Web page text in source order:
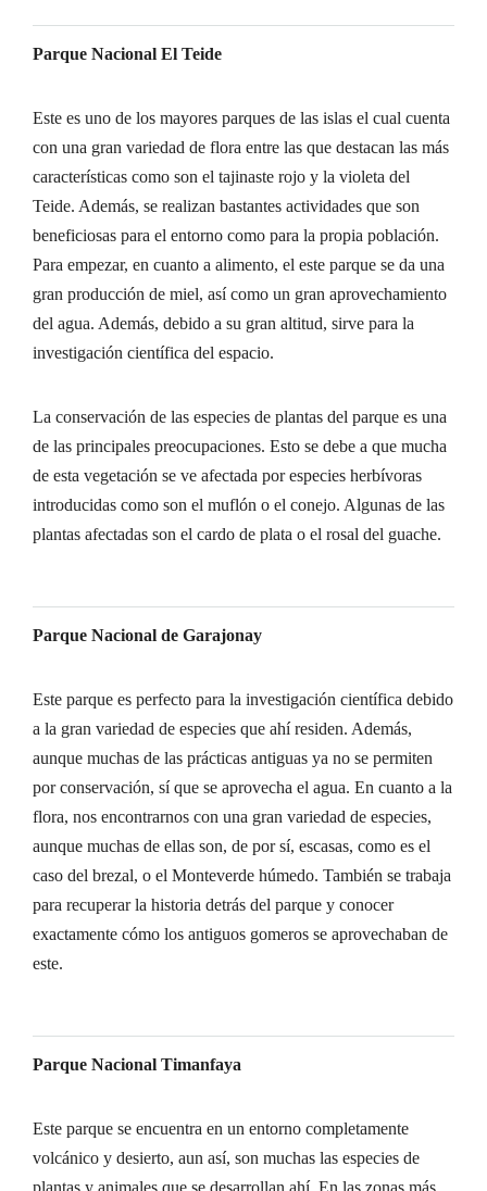
Parque Nacional El Teide
Este es uno de los mayores parques de las islas el cual cuenta
con una gran variedad de flora entre las que destacan las más
características como son el tajinaste rojo y la violeta del
Teide. Además, se realizan bastantes actividades que son
beneficiosas para el entorno como para la propia población.
Para empezar, en cuanto a alimento, el este parque se da una
gran producción de miel, así como un gran aprovechamiento
del agua. Además, debido a su gran altitud, sirve para la
investigación científica del espacio.
La conservación de las especies de plantas del parque es una
de las principales preocupaciones. Esto se debe a que mucha
de esta vegetación se ve afectada por especies herbívoras
introducidas como son el muflón o el conejo. Algunas de las
plantas afectadas son el cardo de plata o el rosal del guache.
Parque Nacional de Garajonay
Este parque es perfecto para la investigación científica debido
a la gran variedad de especies que ahí residen. Además,
aunque muchas de las prácticas antiguas ya no se permiten
por conservación, sí que se aprovecha el agua. En cuanto a la
flora, nos encontrarnos con una gran variedad de especies,
aunque muchas de ellas son, de por sí, escasas, como es el
caso del brezal, o el Monteverde húmedo. También se trabaja
para recuperar la historia detrás del parque y conocer
exactamente cómo los antiguos gomeros se aprovechaban de
este.
Parque Nacional Timanfaya
Este parque se encuentra en un entorno completamente
volcánico y desierto, aun así, son muchas las especies de
plantas y animales que se desarrollan ahí. En las zonas más